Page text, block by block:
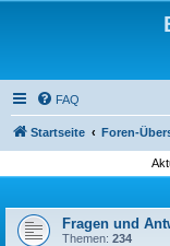
FAQ
Startseite Foren-
Fragen und
Themen: 234